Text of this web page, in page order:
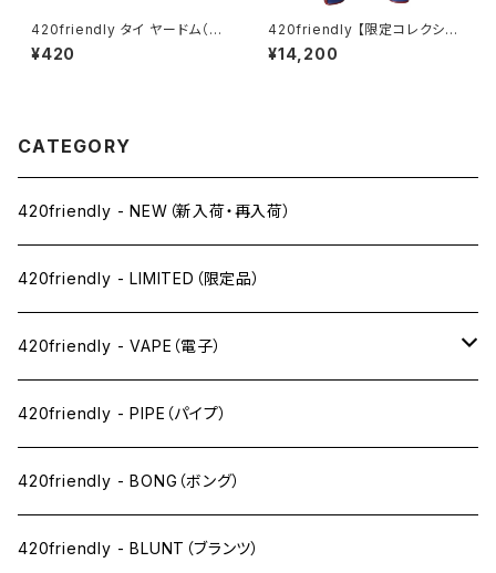
420friendly タイ ヤードム（嗅
ぎ薬）／Pim-Saen Balm Oil
¥420
420friendly 【限定コレクショ
ン】Legendary Fighter Bon
g / レジェンダリーファイター ボ
¥14,200
CATEGORY
420friendly - NEW（新入荷・再入荷）
420friendly - LIMITED（限定品）
420friendly - VAPE（電子）
ペン下
ニコパフ系
ドライ系
420friendly - PIPE（パイプ）
420friendly - BONG（ボング）
420friendly - BLUNT（ブランツ）